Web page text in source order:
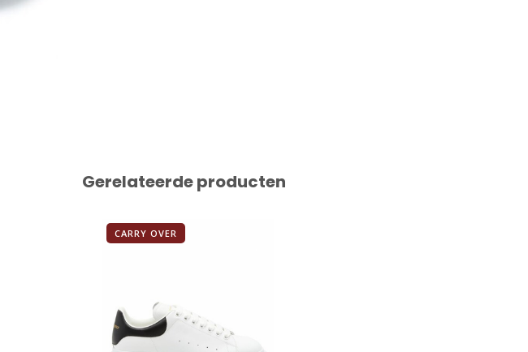
Gerelateerde producten
CARRY OVER